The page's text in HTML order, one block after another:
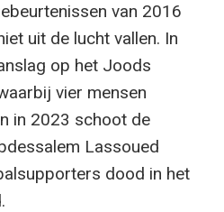
van 2016
uit de lucht vallen. In
op het Joods
vier mensen
in 2023 schoot de
Lassoued
dood in het